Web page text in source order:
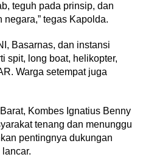
teguh pada prinsip, dan
tegas Kapolda.
Basarnas, dan instansi
spit, long boat, helikopter,
Warga setempat juga
Kombes Ignatius Benny
tenang dan menunggu
pentingnya dukungan